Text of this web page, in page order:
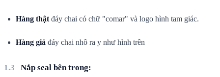
Hàng thật đáy chai có chữ "comar" và logo hình tam giác.
Hàng giả đáy chai nhô ra y như hình trên
Nắp seal bên trong: